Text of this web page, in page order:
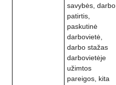
savybės, darbo
patirtis,
paskutinė
darbovietė,
darbo stažas
darbovietėje
užimtos
pareigos, kita